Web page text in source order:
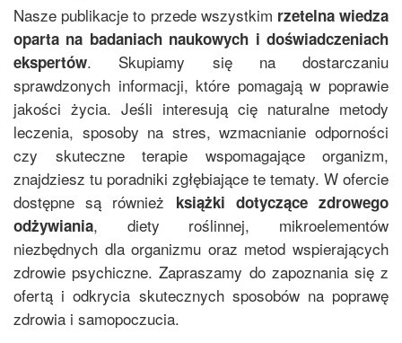
Nasze publikacje to przede wszystkim rzetelna wiedza
oparta na badaniach naukowych i doświadczeniach
ekspertów. Skupiamy się na dostarczaniu
sprawdzonych informacji, które pomagają w poprawie
jakości życia. Jeśli interesują cię naturalne metody
leczenia, sposoby na stres, wzmacnianie odporności
czy skuteczne terapie wspomagające organizm,
znajdziesz tu poradniki zgłębiające te tematy. W ofercie
dostępne są również książki dotyczące zdrowego
odżywiania, diety roślinnej, mikroelementów
niezbędnych dla organizmu oraz metod wspierających
zdrowie psychiczne. Zapraszamy do zapoznania się z
ofertą i odkrycia skutecznych sposobów na poprawę
zdrowia i samopoczucia.